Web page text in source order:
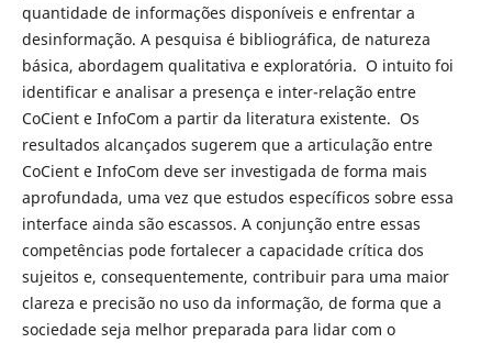
quantidade de informações disponíveis e enfrentar a
desinformação. A pesquisa é bibliográfica, de natureza
básica, abordagem qualitativa e exploratória. O intuito foi
identificar e analisar a presença e inter-relação entre
CoCient e InfoCom a partir da literatura existente. Os
resultados alcançados sugerem que a articulação entre
CoCient e InfoCom deve ser investigada de forma mais
aprofundada, uma vez que estudos específicos sobre essa
interface ainda são escassos. A conjunção entre essas
competências pode fortalecer a capacidade crítica dos
sujeitos e, consequentemente, contribuir para uma maior
clareza e precisão no uso da informação, de forma que a
sociedade seja melhor preparada para lidar com o